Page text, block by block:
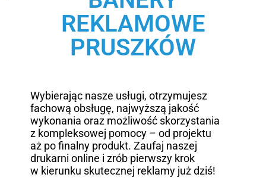
REKLAMOWE
PRUSZKÓW
Wybierając nasze usługi, otrzymujesz
fachową obsługę, najwyższą jakość
wykonania oraz możliwość skorzystania
z kompleksowej pomocy – od projektu
aż po finalny produkt. Zaufaj naszej
drukarni online i zrób pierwszy krok
w kierunku skutecznej reklamy już dziś!